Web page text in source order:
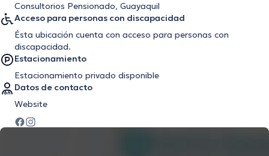
Consultorios Pensionado, Guayaquil
Acceso para personas con discapacidad
Ésta ubicación cuenta con acceso para personas con
discapacidad.
Estacionamiento
Estacionamiento privado disponible
Datos de contacto
Website